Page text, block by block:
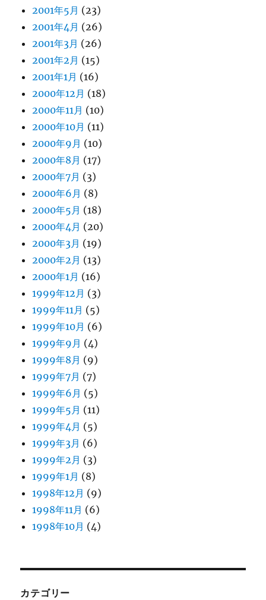
2001年5月 (23)
2001年4月 (26)
2001年3月 (26)
2001年2月 (15)
2001年1月 (16)
2000年12月 (18)
2000年11月 (10)
2000年10月 (11)
2000年9月 (10)
2000年8月 (17)
2000年7月 (3)
2000年6月 (8)
2000年5月 (18)
2000年4月 (20)
2000年3月 (19)
2000年2月 (13)
2000年1月 (16)
1999年12月 (3)
1999年11月 (5)
1999年10月 (6)
1999年9月 (4)
1999年8月 (9)
1999年7月 (7)
1999年6月 (5)
1999年5月 (11)
1999年4月 (5)
1999年3月 (6)
1999年2月 (3)
1999年1月 (8)
1998年12月 (9)
1998年11月 (6)
1998年10月 (4)
カテゴリー